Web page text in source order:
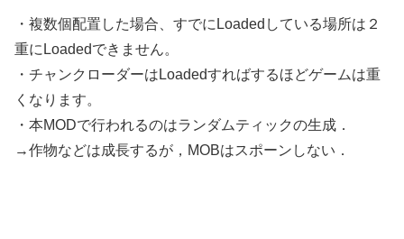
・複数個配置した場合、すでにLoadedしている場所は２
重にLoadedできません。
・チャンクローダーはLoadedすればするほどゲームは重
くなります。
・本MODで行われるのはランダムティックの生成．
→作物などは成長するが，MOBはスポーンしない．